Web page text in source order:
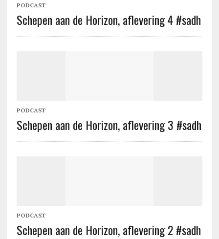
PODCAST
Schepen aan de Horizon, aflevering 4 #sadh
PODCAST
Schepen aan de Horizon, aflevering 3 #sadh
PODCAST
Schepen aan de Horizon, aflevering 2 #sadh